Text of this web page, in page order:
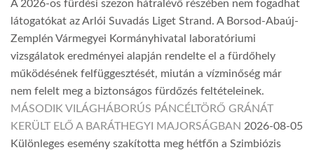
A 2026-os fürdési szezon hátralévő részében nem fogadhat
látogatókat az Arlói Suvadás Liget Strand. A Borsod-Abaúj-
Zemplén Vármegyei Kormányhivatal laboratóriumi
vizsgálatok eredményei alapján rendelte el a fürdőhely
működésének felfüggesztését, miután a vízminőség már
nem felelt meg a biztonságos fürdőzés feltételeinek.
MÁSODIK VILÁGHÁBORÚS PÁNCÉLTÖRŐ GRÁNÁT
KERÜLT ELŐ A BARÁTHEGYI MAJORSÁGBAN 2026-08-05
Különleges esemény szakította meg hétfőn a Szimbiózis